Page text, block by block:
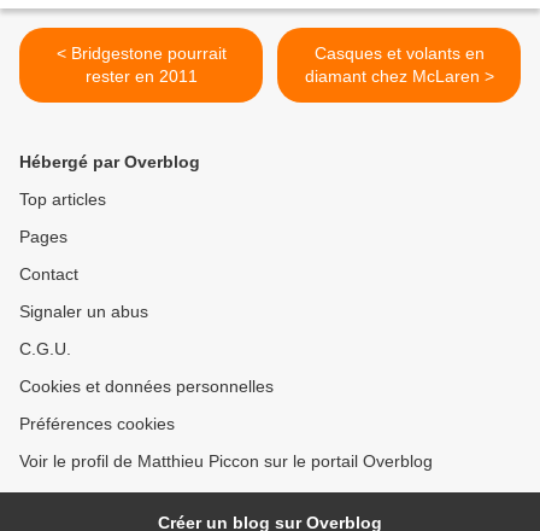
< Bridgestone pourrait
rester en 2011
Casques et volants en
diamant chez McLaren >
Hébergé par Overblog
Top articles
Pages
Contact
Signaler un abus
C.G.U.
Cookies et données personnelles
Préférences cookies
Voir le profil de Matthieu Piccon sur le portail Overblog
Créer un blog sur Overblog